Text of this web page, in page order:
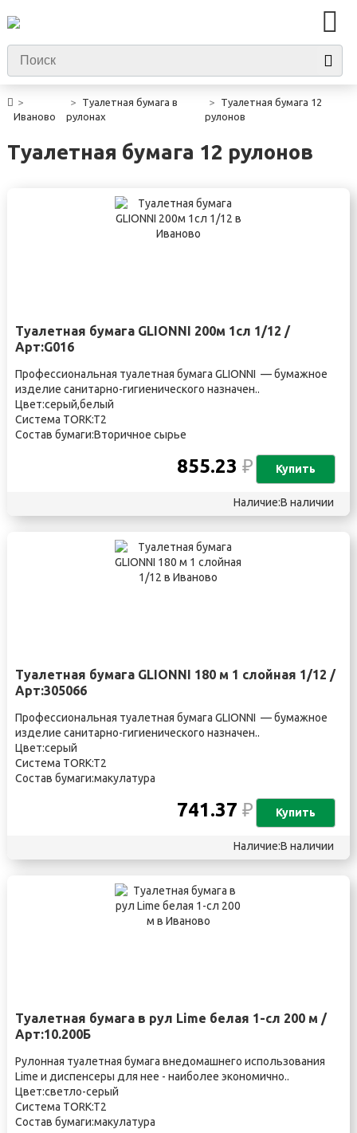
Иваново
Туалетная бумага в
рулонах
Туалетная бумага 12
рулонов
Туалетная бумага 12 рулонов
Туалетная бумага GLIONNI 200м 1сл 1/12 /
Арт:G016
Профессиональная туалетная бумага GLIONNI — бумажное
изделие санитарно-гигиенического назначен..
Цвет:серый,белый
Система TORK:T2
Состав бумаги:Вторичное сырье
855.23₽ Купить
Наличие:В наличии
Туалетная бумага GLIONNI 180 м 1 слойная 1/12 /
Арт:305066
Профессиональная туалетная бумага GLIONNI — бумажное
изделие санитарно-гигиенического назначен..
Цвет:серый
Система TORK:T2
Состав бумаги:макулатура
741.37₽ Купить
Наличие:В наличии
Туалетная бумага в рул Lime белая 1-сл 200 м /
Арт:10.200Б
Рулонная туалетная бумага внедомашнего использования
Lime и диспенсеры для нее - наиболее экономично..
Цвет:светло-серый
Система TORK:T2
Состав бумаги:макулатура